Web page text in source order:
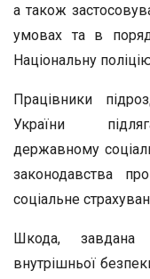
а також
умовах та в
Національну
Працівники
України
державному
законодавства
соціальне
Шкода, завдана
внутрішньої